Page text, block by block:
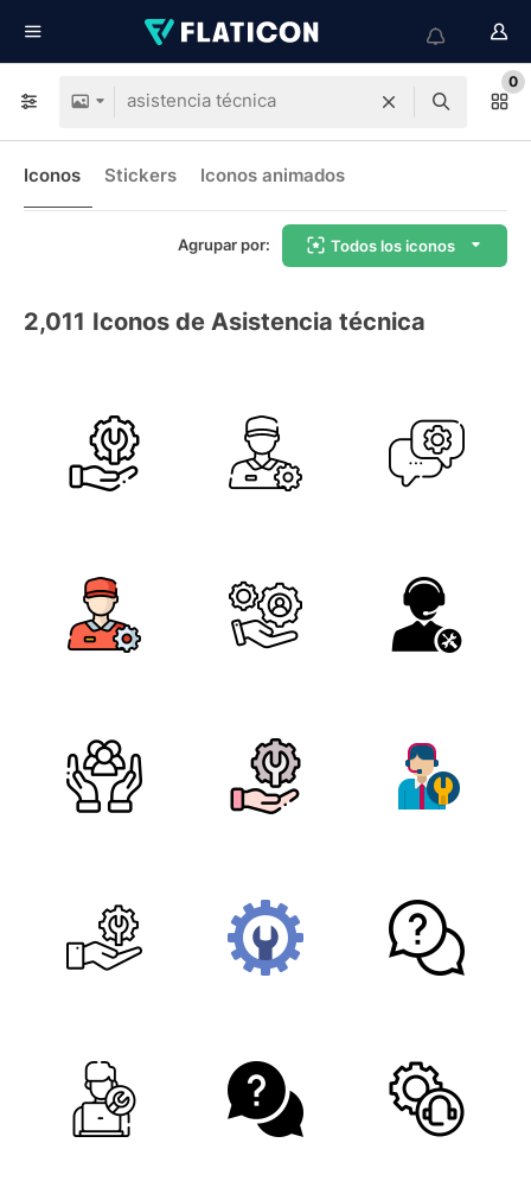
0
Iconos Stickers Iconos animados
Agrupar por: Todos los iconos
2,011 Iconos de Asistencia técnica